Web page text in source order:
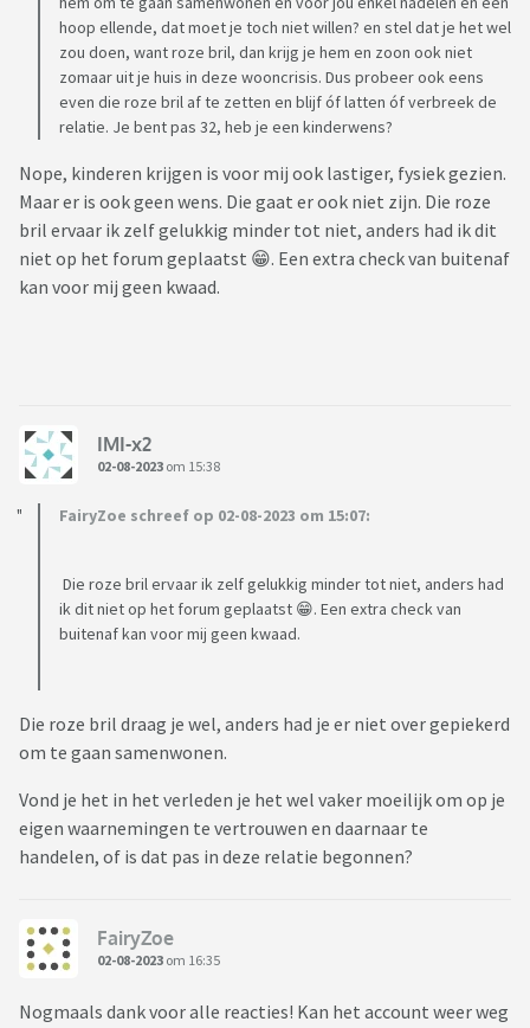
hoop ellende, dat moet je toch niet willen? en stel dat je het wel
zou doen, want roze bril, dan krijg je hem en zoon ook niet
zomaar uit je huis in deze wooncrisis. Dus probeer ook eens
even die roze bril af te zetten en blijf óf latten óf verbreek de
relatie. Je bent pas 32, heb je een kinderwens?
Nope, kinderen krijgen is voor mij ook lastiger, fysiek gezien.
Maar er is ook geen wens. Die gaat er ook niet zijn. Die roze
bril ervaar ik zelf gelukkig minder tot niet, anders had ik dit
niet op het forum geplaatst 😁. Een extra check van buitenaf
kan voor mij geen kwaad.
IMI-x2
02-08-2023 om 15:38
FairyZoe schreef op 02-08-2023 om 15:07:
Die roze bril ervaar ik zelf gelukkig minder tot niet, anders had
ik dit niet op het forum geplaatst 😁. Een extra check van
buitenaf kan voor mij geen kwaad.
Die roze bril draag je wel, anders had je er niet over gepiekerd
om te gaan samenwonen.
Vond je het in het verleden je het wel vaker moeilijk om op je
eigen waarnemingen te vertrouwen en daarnaar te
handelen, of is dat pas in deze relatie begonnen?
FairyZoe
02-08-2023 om 16:35
Nogmaals dank voor alle reacties! Kan het account weer weg